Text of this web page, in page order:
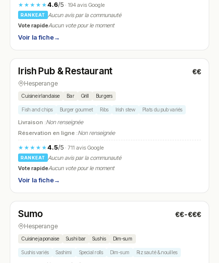
★★★★★4.6/5· 194 avis Google
RANKEAT
Aucun avis par la communauté
Vote rapideAucun vote pour le moment
Voir la fiche→
N° 8
Irish Pub & Restaurant €€
Hesperange
Cuisine irlandaise Bar Grill Burgers
Fish and chips Burger gourmet Ribs Irish stew Plats du pub variés
Livraison :Non renseignée
Réservation en ligne :Non renseignée
★★★★★4.5/5· 711 avis Google
RANKEAT
Aucun avis par la communauté
Vote rapideAucun vote pour le moment
Voir la fiche→
N° 9
Sumo €€-€€€
Hesperange
Cuisine japonaise Sushi bar Sushis Dim-sum
Sushis variés Sashimi Special rolls Dim-sum Riz sauté & nouilles